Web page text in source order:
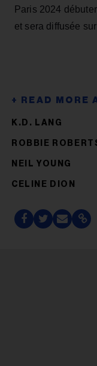
Paris 2024
et sera diffusée sur
K.D. LANG
ROBBIE
NEIL YOUNG
CELINE DION